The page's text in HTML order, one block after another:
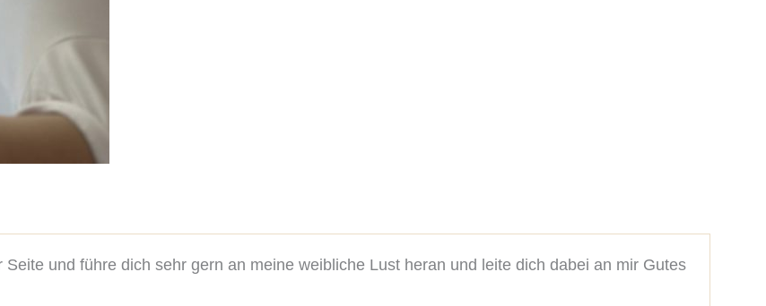
Seite und führe dich sehr gern an meine weibliche Lust heran und leite dich dabei an mir Gutes